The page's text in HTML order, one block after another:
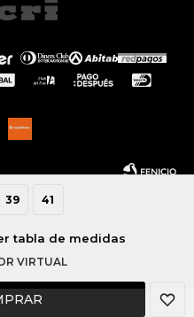
39 41
tabla de medidas
VIRTUAL
Fenicio